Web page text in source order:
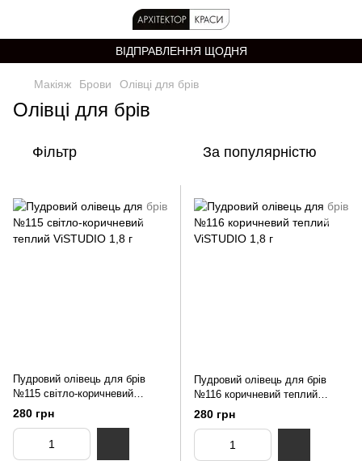
ВІДПРАВЛЕННЯ ЩОДНЯ
Макіяж Брови Олівці для брів
Олівці для брів
Фільтр За популярністю
Пудровий олівець для брів
№115 світло-коричневий
теплий ViSTUDIO 1,8 г
280 грн
Пудровий олівець для брів
№116 коричневий теплий
ViSTUDIO 1,8 г
280 грн